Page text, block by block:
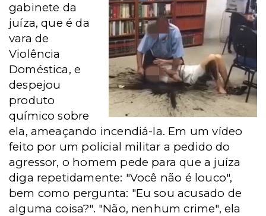
gabinete da
juíza, que é da
vara de
Violência
Doméstica, e
despejou
produto
químico sobre
ela, ameaçando incendiá-la. Em um vídeo
feito por um policial militar a pedido do
agressor, o homem pede para que a juíza
diga repetidamente: "Você não é louco",
bem como pergunta: "Eu sou acusado de
alguma coisa?". "Não, nenhum crime", ela